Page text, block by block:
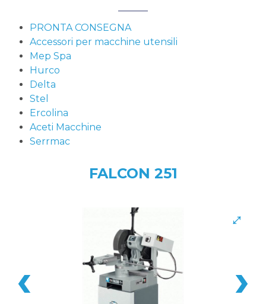
PRONTA CONSEGNA
Accessori per macchine utensili
Mep Spa
Hurco
Delta
Stel
Ercolina
Aceti Macchine
Serrmac
FALCON 251